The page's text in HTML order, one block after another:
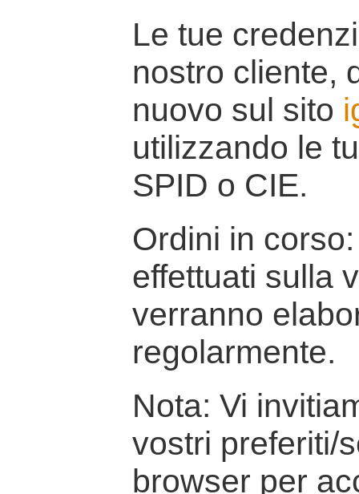
Le tue
nostro cliente,
nuovo sul sito
utilizzando le
SPID o CIE.
Ordini in
effettuati sulla
verranno
regolarmente.
Nota: Vi
vostri preferiti/
browser per